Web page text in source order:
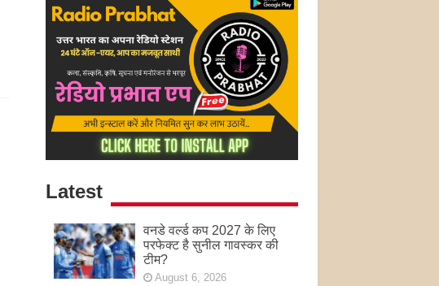
Latest
वनडे वर्ल्ड कप 2027 के लिए
परफेक्ट है सुनील गावस्कर की
टीम?
August 6, 2026